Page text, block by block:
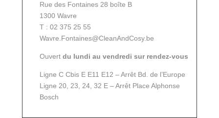
Rue des Fontaines 28 boîte B
1300 Wavre
T : 02 375 25 55
Wavre.Fontaines@CleanAndCosy.be
Ouvert du lundi au vendredi sur rendez-vous
Ligne C Cbis E E11 E12 – Arrêt Bd. de l’Europe
Ligne 20, 23, 24, 32 E – Arrêt Place Alphonse
Bosch